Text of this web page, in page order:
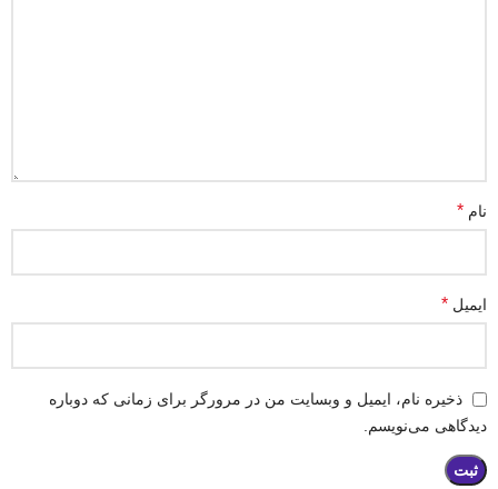
نام *
ایمیل *
ذخیره نام، ایمیل و وبسایت من در مرورگر برای زمانی که دوباره
دیدگاهی می‌نویسم.